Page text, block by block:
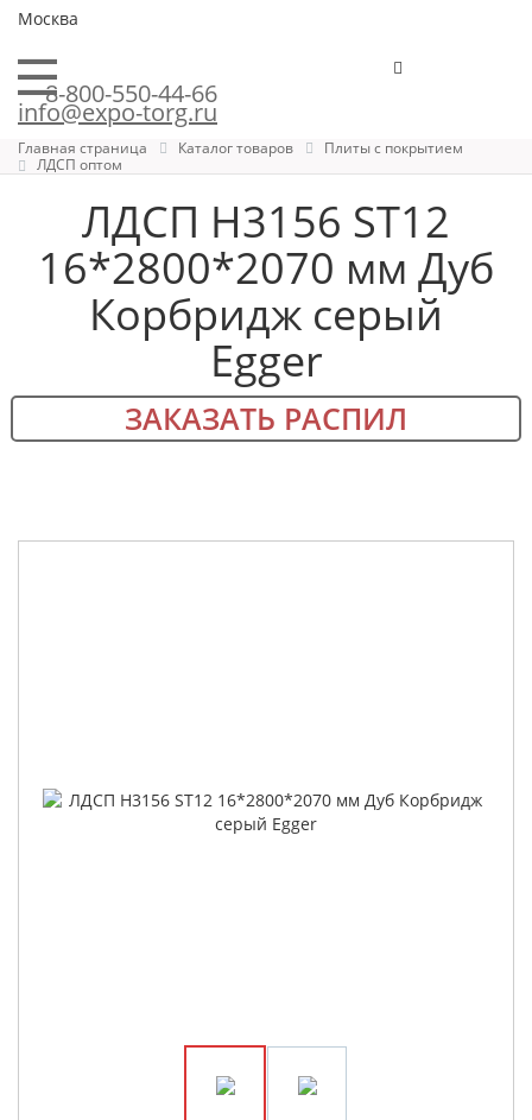
Москва
8-800-550-44-66
info@expo-torg.ru
Главная страница Каталог товаров
Плиты с покрытием
ЛДСП оптом
ЛДСП H3156 ST12
16*2800*2070 мм Дуб
Корбридж серый
Egger
ЗАКАЗАТЬ РАСПИЛ